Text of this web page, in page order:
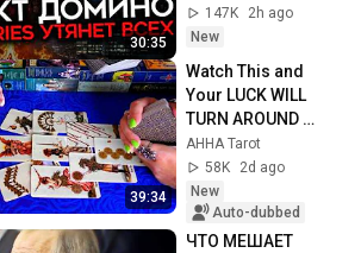
30:35
платить
147K
2h ago
New
39:34
Watch This and
Your LUCK WILL
TURN AROUND
!!!!!!!!!!!!! Luck
Spread 🧿 AHHA
Tarot
AHHA Tarot
58K
2d ago
New
Auto-dubbed
ЧТО МЕШАЕТ